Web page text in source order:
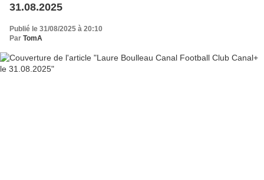
31.08.2025
Publié le 31/08/2025 à 20:10
Par TomA